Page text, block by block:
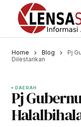
Home Blog
Pj
Dilestarikan
DAERAH
Pj